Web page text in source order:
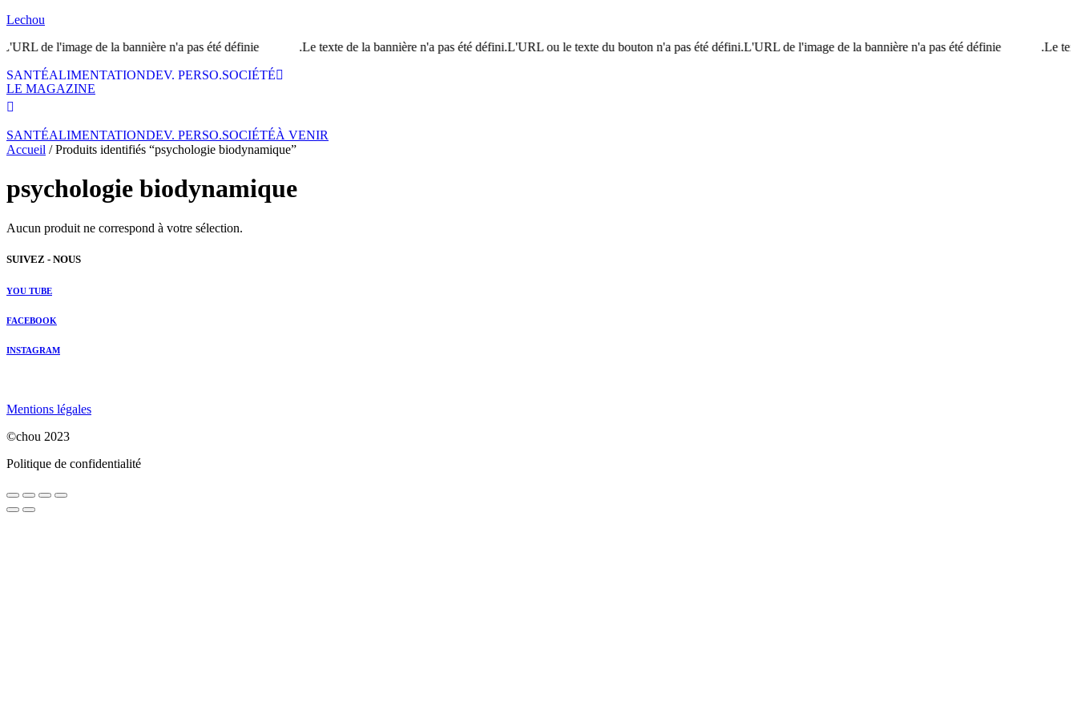
Lechou
de l'image de la bannière n'a pas été définie.
Le texte de la bannière n'a pas été défini.L'URL ou le texte du bouton n'a pas été défini.L'URL de l'image de la bannière n'a pas été définie. Le
SANTÉALIMENTATIONDEV. PERSO.SOCIÉTÉ
LE MAGAZINE
SANTÉALIMENTATIONDEV. PERSO.SOCIÉTÉÀ VENIR
Accueil / Produits identifiés “psychologie biodynamique”
psychologie biodynamique
Aucun produit ne correspond à votre sélection.
SUIVEZ - NOUS
YOU TUBE
FACEBOOK
INSTAGRAM
Mentions légales
©chou 2023
Politique de confidentialité